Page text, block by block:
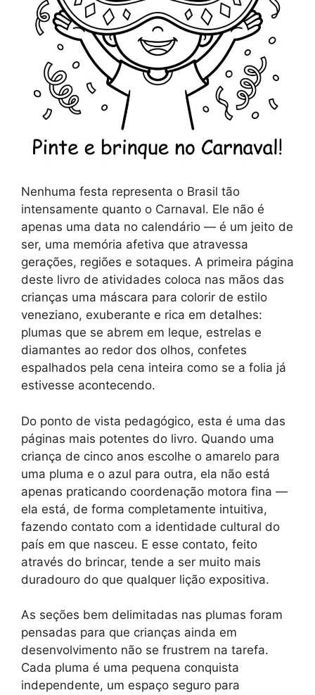
Nenhuma festa representa o Brasil tão
intensamente quanto o Carnaval. Ele não é
apenas uma data no calendário — é um jeito de
ser, uma memória afetiva que atravessa
gerações, regiões e sotaques. A primeira página
deste livro de atividades coloca nas mãos das
crianças uma máscara para colorir de estilo
veneziano, exuberante e rica em detalhes:
plumas que se abrem em leque, estrelas e
diamantes ao redor dos olhos, confetes
espalhados pela cena inteira como se a folia já
estivesse acontecendo.
Do ponto de vista pedagógico, esta é uma das
páginas mais potentes do livro. Quando uma
criança de cinco anos escolhe o amarelo para
uma pluma e o azul para outra, ela não está
apenas praticando coordenação motora fina —
ela está, de forma completamente intuitiva,
fazendo contato com a identidade cultural do
país em que nasceu. E esse contato, feito
através do brincar, tende a ser muito mais
duradouro do que qualquer lição expositiva.
As seções bem delimitadas nas plumas foram
pensadas para que crianças ainda em
desenvolvimento não se frustrem na tarefa.
Cada pluma é uma pequena conquista
independente, um espaço seguro para